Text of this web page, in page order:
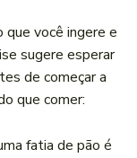
que você ingere e
sugere esperar
de começar a
que comer:
fatia de pão é